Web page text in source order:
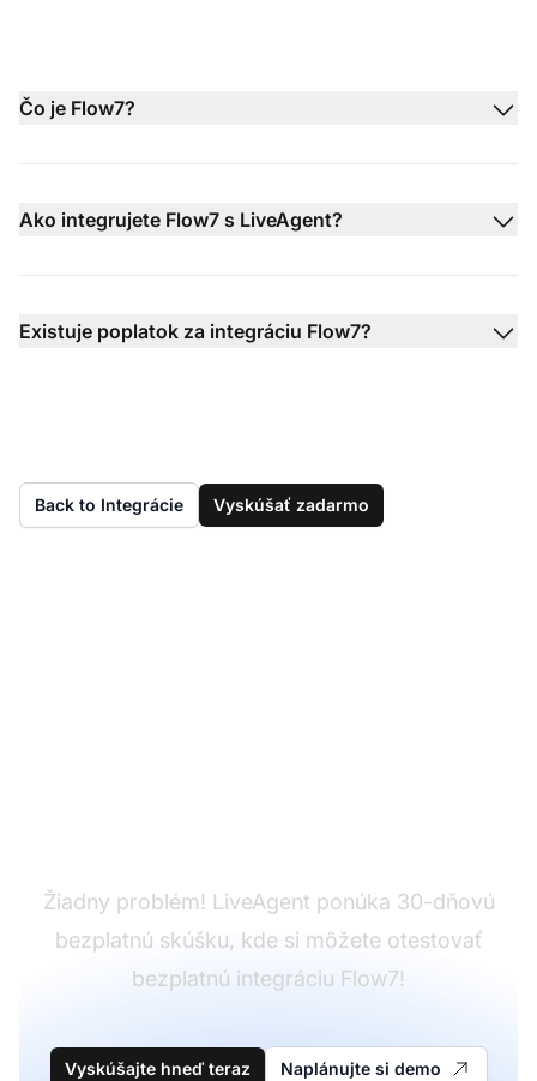
Čo je Flow7?
Ako integrujete Flow7 s LiveAgent?
Existuje poplatok za integráciu Flow7?
Back to Integrácie Vyskúšať zadarmo
Žiadny problém! LiveAgent ponúka 30-dňovú
bezplatnú skúšku, kde si môžete otestovať
bezplatnú integráciu Flow7!
Vyskúšajte hneď teraz Naplánujte si demo